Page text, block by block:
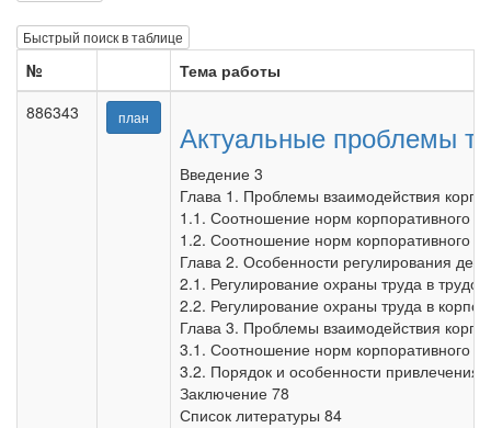
Быстрый поиск в таблице
№
Тема работы
886343
план
Актуальные проблемы
Введение 3
Глава 1. Проблемы взаимодействия
1.1. Соотношение норм корпоративного и
1.2. Соотношение норм корпоративного и
Глава 2. Особенности регулирования
2.1. Регулирование охраны труда в
2.2. Регулирование охраны труда в
Глава 3. Проблемы взаимодействия
3.1. Соотношение норм корпоративного и
3.2. Порядок и особенности привлечения
Заключение 78
Список литературы 84